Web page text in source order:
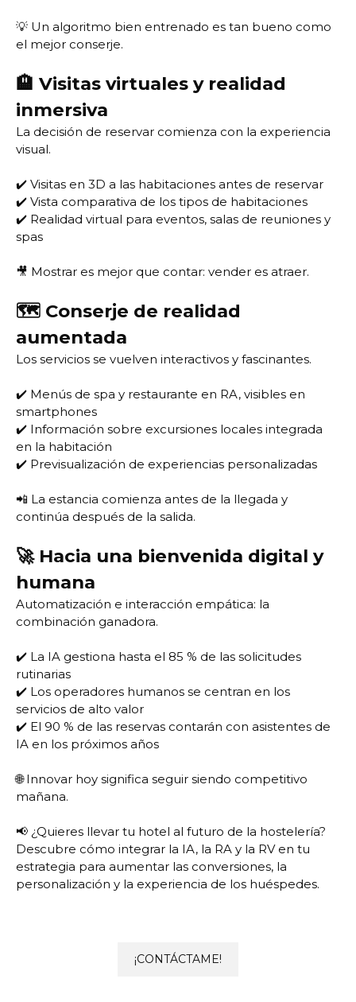
💡 Un algoritmo bien entrenado es tan bueno como
el mejor conserje.
🏨 Visitas virtuales y realidad
inmersiva
La decisión de reservar comienza con la experiencia
visual.
✔️ Visitas en 3D a las habitaciones antes de reservar
✔️ Vista comparativa de los tipos de habitaciones
✔️ Realidad virtual para eventos, salas de reuniones y
spas
🎥 Mostrar es mejor que contar: vender es atraer.
🗺️ Conserje de realidad
aumentada
Los servicios se vuelven interactivos y fascinantes.
✔️ Menús de spa y restaurante en RA, visibles en
smartphones
✔️ Información sobre excursiones locales integrada
en la habitación
✔️ Previsualización de experiencias personalizadas
📲 La estancia comienza antes de la llegada y
continúa después de la salida.
🚀 Hacia una bienvenida digital y
humana
Automatización e interacción empática: la
combinación ganadora.
✔️ La IA gestiona hasta el 85 % de las solicitudes
rutinarias
✔️ Los operadores humanos se centran en los
servicios de alto valor
✔️ El 90 % de las reservas contarán con asistentes de
IA en los próximos años
🌐 Innovar hoy significa seguir siendo competitivo
mañana.
📢 ¿Quieres llevar tu hotel al futuro de la hostelería?
Descubre cómo integrar la IA, la RA y la RV en tu
estrategia para aumentar las conversiones, la
personalización y la experiencia de los huéspedes.
¡CONTÁCTAME!